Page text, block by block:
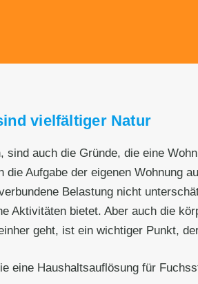
vielfältiger Natur
auch die Gründe, die eine
Aufgabe der eigenen Wohnung
Belastung nicht
bietet. Aber auch die
geht, ist ein wichtiger Punkt,
eine Haushaltsauflösung für